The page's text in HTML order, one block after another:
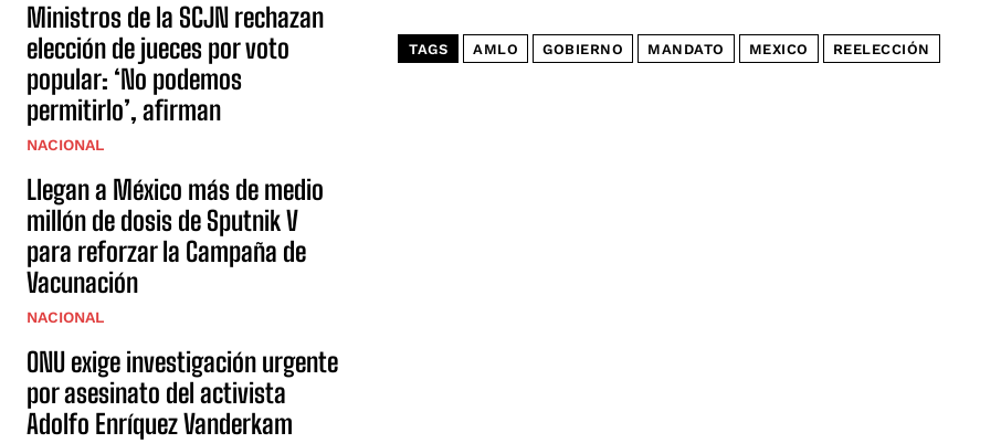
Ministros de la SCJN rechazan
elección de jueces por voto
popular: ‘No podemos
permitirlo’, afirman
NACIONAL
Llegan a México más de medio
millón de dosis de Sputnik V
para reforzar la Campaña de
Vacunación
NACIONAL
ONU exige investigación urgente
por asesinato del activista
Adolfo Enríquez Vanderkam
TAGS AMLO GOBIERNO MANDATO MEXICO REELECCIÓN